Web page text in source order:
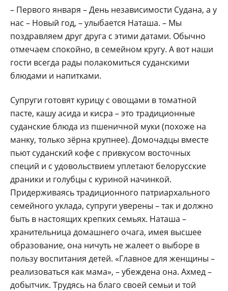
– Первого января – День независимости Судана, а у
нас – Новый год, – улыбается Наташа. – Мы
поздравляем друг друга с этими датами. Обычно
отмечаем спокойно, в семейном кругу. А вот наши
гости всегда рады полакомиться суданскими
блюдами и напитками.
Супруги готовят курицу с овощами в томатной
пасте, кашу асида и кисра – это традиционные
суданские блюда из пшеничной муки (похоже на
манку, только зёрна крупнее). Домочадцы вместе
пьют суданский кофе с привкусом восточных
специй и с удовольствием уплетают белорусские
драники и голубцы с куриной начинкой.
Придерживаясь традиционного патриархального
семейного уклада, супруги уверены – так и должно
быть в настоящих крепких семьях. Наташа –
хранительница домашнего очага, имея высшее
образование, она ничуть не жалеет о выборе в
пользу воспитания детей. «Главное для женщины –
реализоваться как мама», – убеждена она. Ахмед –
добытчик. Трудясь на благо своей семьи и той